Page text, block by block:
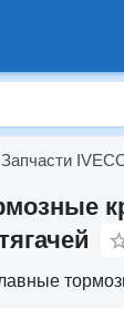
Запчасти